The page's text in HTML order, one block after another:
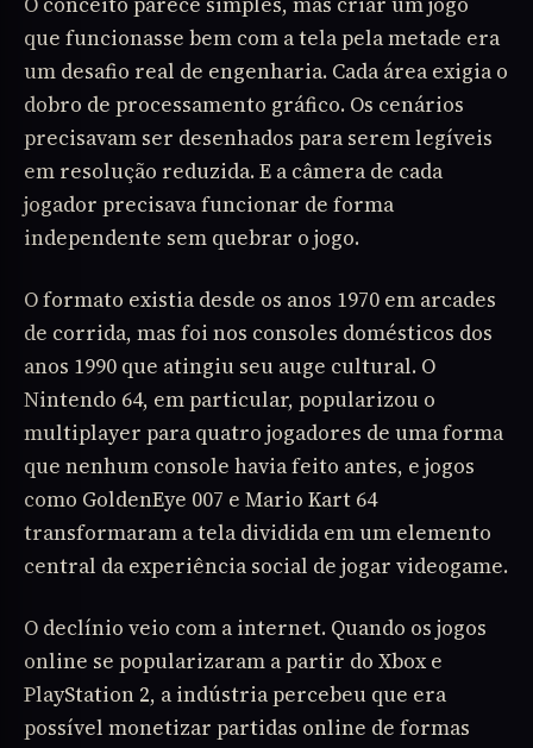
que funcionasse bem com a tela pela metade era
um desafio real de engenharia. Cada área exigia o
dobro de processamento gráfico. Os cenários
precisavam ser desenhados para serem legíveis
em resolução reduzida. E a câmera de cada
jogador precisava funcionar de forma
independente sem quebrar o jogo.
O formato existia desde os anos 1970 em arcades
de corrida, mas foi nos consoles domésticos dos
anos 1990 que atingiu seu auge cultural. O
Nintendo 64, em particular, popularizou o
multiplayer para quatro jogadores de uma forma
que nenhum console havia feito antes, e jogos
como GoldenEye 007 e Mario Kart 64
transformaram a tela dividida em um elemento
central da experiência social de jogar videogame.
O declínio veio com a internet. Quando os jogos
online se popularizaram a partir do Xbox e
PlayStation 2, a indústria percebeu que era
possível monetizar partidas online de formas